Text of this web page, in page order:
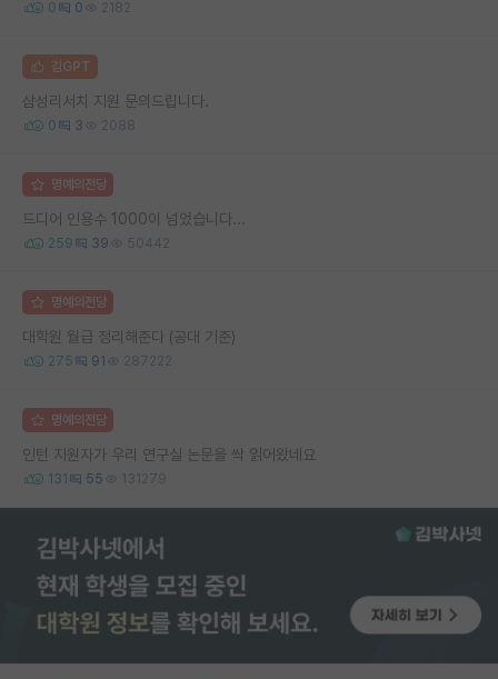
0 0 2182
김GPT
삼성리서치 지원 문의드립니다.
0 3 2088
명예의전당
드디어 인용수 1000이 넘었습니다...
259 39 50442
명예의전당
대학원 월급 정리해준다 (공대 기준)
275 91 287222
명예의전당
인턴 지원자가 우리 연구실 논문을 싹 읽어왔네요
131 55 131279